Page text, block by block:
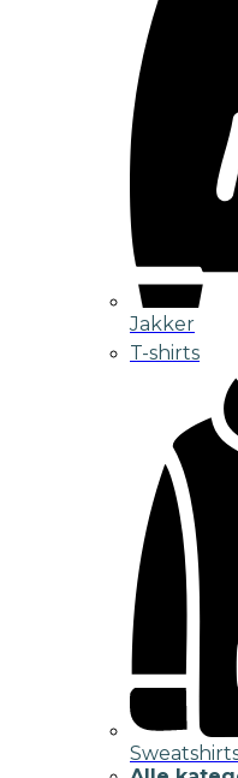
Jakker
T-shirts